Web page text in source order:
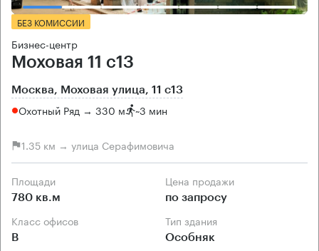
БЕЗ КОМИССИИ
Бизнес-центр
Моховая 11 с13
Москва, Моховая улица, 11 с13
Охотный Ряд → 330 м ~3 мин
1.35 км → улица Серафимовича
Площади
780 кв.м
Цена продажи
по запросу
Класс офисов
B
Тип здания
Особняк